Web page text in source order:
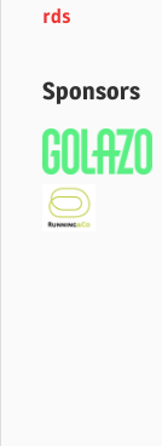
rds
Sponsors